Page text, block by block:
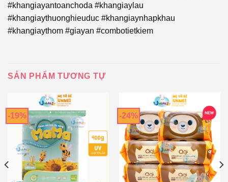
#khangiayantoanchoda #khangiaylau
#khangiaythuonghieuduc #khangiaynhapkhau
#khangiaythom #giayan #combotietkiem
SẢN PHẨM TƯƠNG TỰ
-19% -24%